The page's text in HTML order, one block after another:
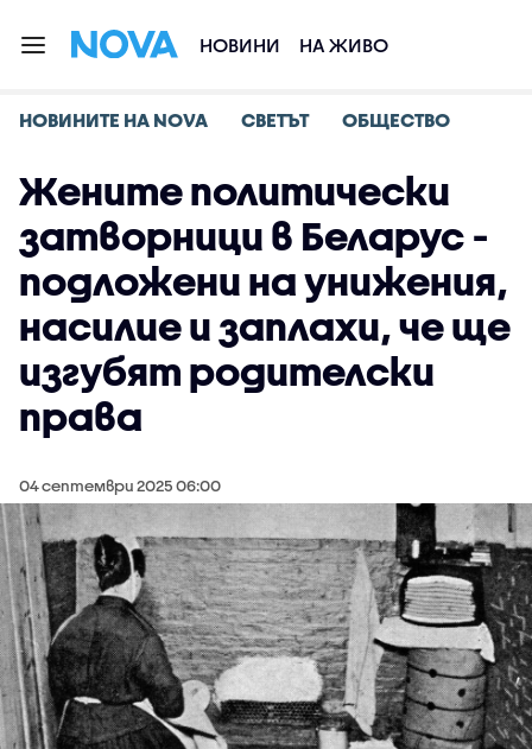
НОВИНИ НА ЖИВО
НОВИНИТЕ НА NOVA СВЕТЪТ ОБЩЕСТВО
Жените политически
затворници в Беларус -
подложени на унижения,
насилие и заплахи, че ще
изгубят родителски
права
04 септември 2025 06:00